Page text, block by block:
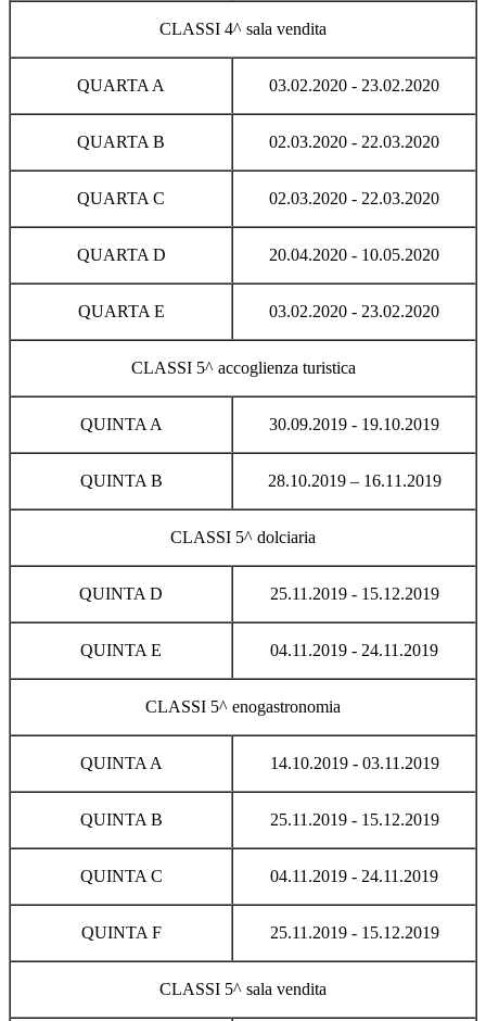
CLASSI 4^ sala vendita
QUARTA A 03.02.2020 - 23.02.2020
QUARTA B 02.03.2020 - 22.03.2020
QUARTA C 02.03.2020 - 22.03.2020
QUARTA D 20.04.2020 - 10.05.2020
QUARTA E 03.02.2020 - 23.02.2020
CLASSI 5^ accoglienza turistica
QUINTA A 30.09.2019 - 19.10.2019
QUINTA B 28.10.2019 – 16.11.2019
CLASSI 5^ dolciaria
QUINTA D 25.11.2019 - 15.12.2019
QUINTA E 04.11.2019 - 24.11.2019
CLASSI 5^ enogastronomia
QUINTA A 14.10.2019 - 03.11.2019
QUINTA B 25.11.2019 - 15.12.2019
QUINTA C 04.11.2019 - 24.11.2019
QUINTA F 25.11.2019 - 15.12.2019
CLASSI 5^ sala vendita